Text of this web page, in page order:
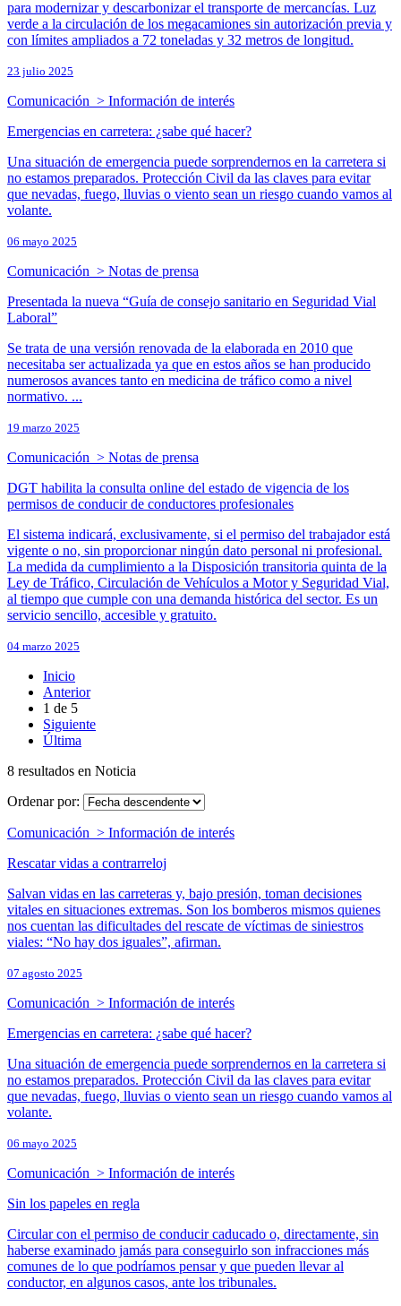
para modernizar y descarbonizar el transporte de mercancías. Luz
verde a la circulación de los megacamiones sin autorización previa y
con límites ampliados a 72 toneladas y 32 metros de longitud.
23 julio 2025
Comunicación > Información de interés
Emergencias en carretera: ¿sabe qué hacer?
Una situación de emergencia puede sorprendernos en la carretera si
no estamos preparados. Protección Civil da las claves para evitar
que nevadas, fuego, lluvias o viento sean un riesgo cuando vamos al
volante.
06 mayo 2025
Comunicación > Notas de prensa
Presentada la nueva “Guía de consejo sanitario en Seguridad Vial
Laboral”
Se trata de una versión renovada de la elaborada en 2010 que
necesitaba ser actualizada ya que en estos años se han producido
numerosos avances tanto en medicina de tráfico como a nivel
normativo. ...
19 marzo 2025
Comunicación > Notas de prensa
DGT habilita la consulta online del estado de vigencia de los
permisos de conducir de conductores profesionales
El sistema indicará, exclusivamente, si el permiso del trabajador está
vigente o no, sin proporcionar ningún dato personal ni profesional.
La medida da cumplimiento a la Disposición transitoria quinta de la
Ley de Tráfico, Circulación de Vehículos a Motor y Seguridad Vial,
al tiempo que cumple con una demanda histórica del sector. Es un
servicio sencillo, accesible y gratuito.
04 marzo 2025
Inicio
Anterior
1 de 5
Siguiente
Última
8 resultados en Noticia
Ordenar por:
Comunicación > Información de interés
Rescatar vidas a contrarreloj
Salvan vidas en las carreteras y, bajo presión, toman decisiones
vitales en situaciones extremas. Son los bomberos mismos quienes
nos cuentan las dificultades del rescate de víctimas de siniestros
viales: “No hay dos iguales”, afirman.
07 agosto 2025
Comunicación > Información de interés
Emergencias en carretera: ¿sabe qué hacer?
Una situación de emergencia puede sorprendernos en la carretera si
no estamos preparados. Protección Civil da las claves para evitar
que nevadas, fuego, lluvias o viento sean un riesgo cuando vamos al
volante.
06 mayo 2025
Comunicación > Información de interés
Sin los papeles en regla
Circular con el permiso de conducir caducado o, directamente, sin
haberse examinado jamás para conseguirlo son infracciones más
comunes de lo que podríamos pensar y que pueden llevar al
conductor, en algunos casos, ante los tribunales.